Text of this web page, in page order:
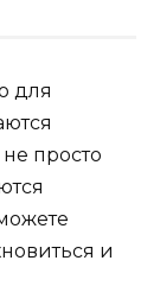
для
просто
и